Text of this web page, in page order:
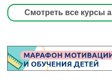
Смотреть все курсы